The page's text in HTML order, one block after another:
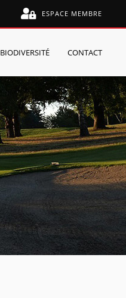
ESPACE MEMBRE
BIODIVERSITÉ CONTACT